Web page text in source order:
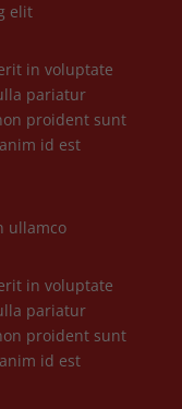
elit
in voluptate
pariatur
proident sunt
id est
ullamco
in voluptate
pariatur
proident sunt
id est